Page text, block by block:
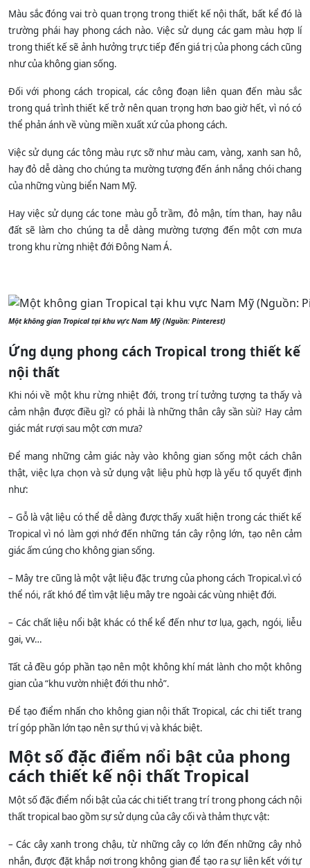
Màu sắc đóng vai trò quan trọng trong thiết kế nội thất, bất kể đó là
trường phái hay phong cách nào. Việc sử dụng các gam màu hợp lí
trong thiết kế sẽ ảnh hưởng trực tiếp đến giá trị của phong cách cũng
như của không gian sống.
Đối với phong cách tropical, các công đoạn liên quan đến màu sắc
trong quá trình thiết kế trở nên quan trọng hơn bao giờ hết, vì nó có
thể phản ánh về vùng miền xuất xứ của phong cách.
Việc sử dụng các tông màu rực sỡ như màu cam, vàng, xanh san hô,
hay đỏ dễ dàng cho chúng ta mường tượng đến ánh nắng chói chang
của những vùng biển Nam Mỹ.
Hay việc sử dụng các tone màu gỗ trầm, đỏ mận, tím than, hay nâu
đất sẽ làm cho chúng ta dễ dàng mường tượng đến một cơn mưa
trong khu rừng nhiệt đới Đông Nam Á.
Một không gian Tropical tại khu vực Nam Mỹ (Nguồn: Pinterest)
Ứng dụng phong cách Tropical trong thiết kế
nội thất
Khi nói về một khu rừng nhiệt đới, trong trí tưởng tượng ta thấy và
cảm nhận được điều gì? có phải là những thân cây sần sùi? Hay cảm
giác mát rượi sau một cơn mưa?
Để mang những cảm giác này vào không gian sống một cách chân
thật, việc lựa chọn và sử dụng vật liệu phù hợp là yếu tố quyết định
như:
– Gỗ là vật liệu có thể dễ dàng được thấy xuất hiện trong các thiết kế
Tropical vì nó làm gợi nhớ đến những tán cây rộng lớn, tạo nên cảm
giác ấm cúng cho không gian sống.
– Mây tre cũng là một vật liệu đặc trưng của phong cách Tropical.vì có
thể nói, rất khó để tìm vật liệu mây tre ngoài các vùng nhiệt đới.
– Các chất liệu nổi bật khác có thể kể đến như tơ lụa, gạch, ngói, liễu
gai, vv…
Tất cả đều góp phần tạo nên một không khí mát lành cho một không
gian của “khu vườn nhiệt đới thu nhỏ”.
Để tạo điểm nhấn cho không gian nội thất Tropical, các chi tiết trang
trí góp phần lớn tạo nên sự thú vị và khác biệt.
Một số đặc điểm nổi bật của phong
cách thiết kế nội thất Tropical
Một số đặc điểm nổi bật của các chi tiết trang trí trong phong cách nội
thất tropical bao gồm sự sử dụng của cây cối và thảm thực vật:
– Các cây xanh trong chậu, từ những cây cọ lớn đến những cây nhỏ
nhắn, được đặt khắp nơi trong không gian để tạo ra sự liên kết với tự